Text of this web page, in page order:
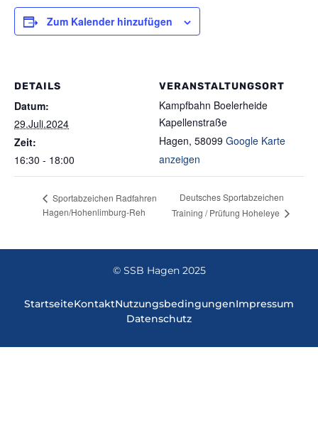
Zum Kalender hinzufügen
DETAILS
Datum:
29.Juli.2024
Zeit:
16:30 - 18:00
VERANSTALTUNGSORT
Kampfbahn Boelerheide
Kapellenstraße
Hagen, 58099 Google Karte
anzeigen
Sportabzeichen Radfahren
Hagen/Hohenlimburg-Reh
Deutsches Sportabzeichen
Training / Prüfung Hoheleye
© SSB Hagen 2025
StartseiteKontaktNutzungsbedingungenImpressum
Datenschutz